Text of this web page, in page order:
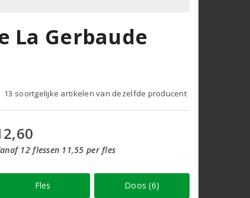
La Gerbaude
13 soortgelijke artikelen van dezelfde producent
12 flessen 11,55 per fles
Fles Doos (6)